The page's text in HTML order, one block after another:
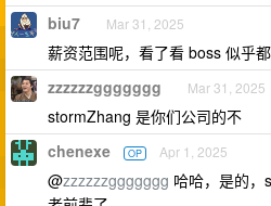
biu7 Mar 31, 2025
薪资范围呢，看了看 boss 似乎
zzzzzzggggggg Mar 31, 2025
stormZhang 是你们公司的不
chenexe OP Apr 1, 2025
@zzzzzzggggggg 哈哈，是的，